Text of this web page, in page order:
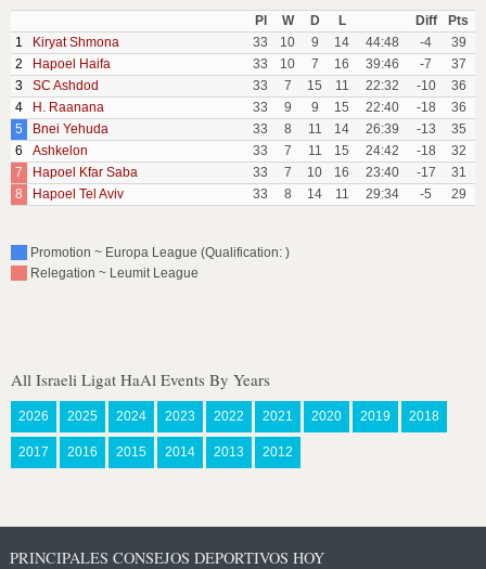
Pl W D L Diff
Pts
1
Kiryat Shmona 33 10 9 14 44:48 -4
39
2
Hapoel Haifa 33 10 7 16 39:46 -7
37
3
SC Ashdod 33 7 15 11 22:32 -10
36
4
H. Raanana 33 9 9 15 22:40 -18
36
5
Bnei Yehuda 33 8 11 14 26:39 -13
35
6
Ashkelon 33 7 11 15 24:42 -18
32
7
Hapoel Kfar Saba 33 7 10 16 23:40 -17
31
8
Hapoel Tel Aviv 33 8 14 11 29:34 -5 29
Promotion ~ Europa League (Qualification: )
Relegation ~ Leumit League
All Israeli Ligat HaAl Events By Years
2026 2025 2024 2023 2022 2021 2020 2019 2018
2017 2016 2015 2014 2013 2012
PRINCIPALES CONSEJOS DEPORTIVOS HOY